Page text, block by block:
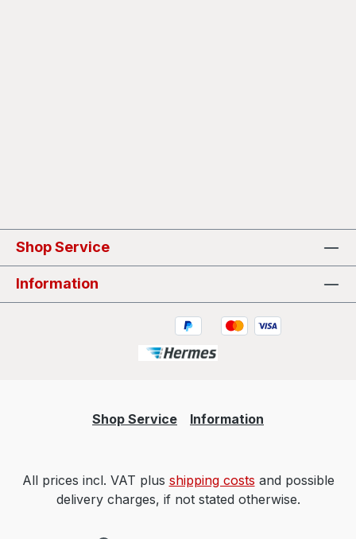
Shop Service
Information
Shop Service Information
All prices incl. VAT plus shipping costs and possible
delivery charges, if not stated otherwise.